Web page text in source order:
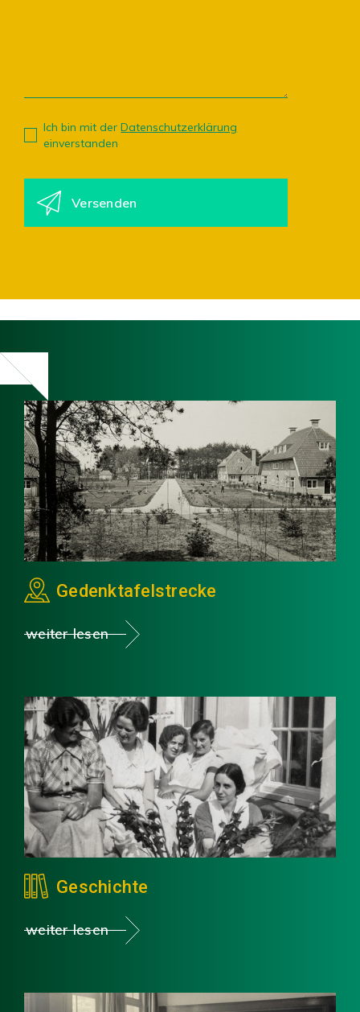
Ich bin mit derDatenschutzerklärung
einverstanden
Gedenktafelstrecke
weiter lesen
Geschichte
weiter lesen